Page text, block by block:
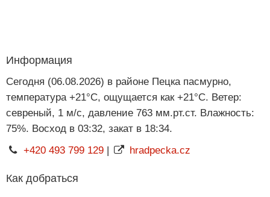
Информация
Сегодня (06.08.2026) в районе Пецка пасмурно,
температура +21°C, ощущается как +21°C. Ветер:
севреный, 1 м/с, давление 763 мм.рт.ст. Влажность:
75%. Восход в 03:32, закат в 18:34.
+420 493 799 129| hradpecka.cz
Как добраться